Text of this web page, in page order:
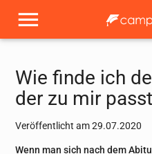
Wie finde ich
der zu mir
Veröffentlicht am 29.07.2020
Wenn man sich nach dem